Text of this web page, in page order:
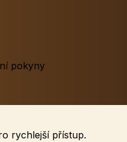
pokyny
rychlejší přístup.